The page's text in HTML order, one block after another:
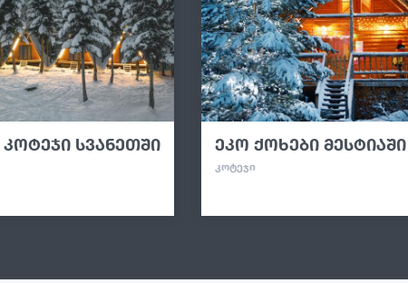
სვანეთში ეკო ქოხები მესტიაში
ᲙᲝᲢᲔᲯᲘ